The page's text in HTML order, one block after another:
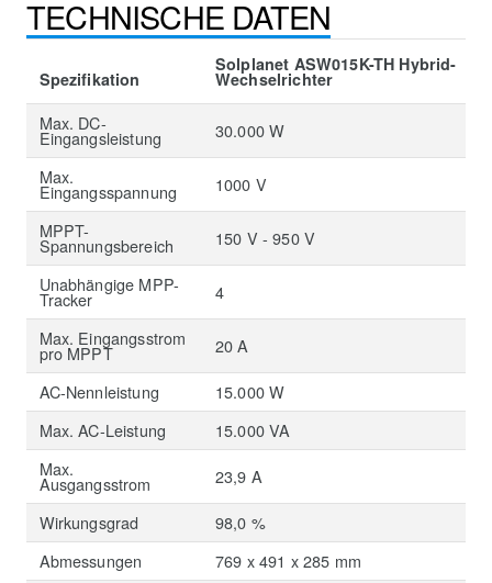
TECHNISCHE DATEN
Spezifikation
Solplanet ASW015K-TH Hybrid-
Wechselrichter
Max. DC-
Eingangsleistung
30.000 W
Max.
Eingangsspannung
1000 V
MPPT-
Spannungsbereich
150 V - 950 V
Unabhängige MPP-
Tracker
4
Max. Eingangsstrom
pro MPPT
20 A
AC-Nennleistung
15.000 W
Max. AC-Leistung
15.000 VA
Max.
Ausgangsstrom
23,9 A
Wirkungsgrad
98,0 %
Abmessungen
769 x 491 x 285 mm